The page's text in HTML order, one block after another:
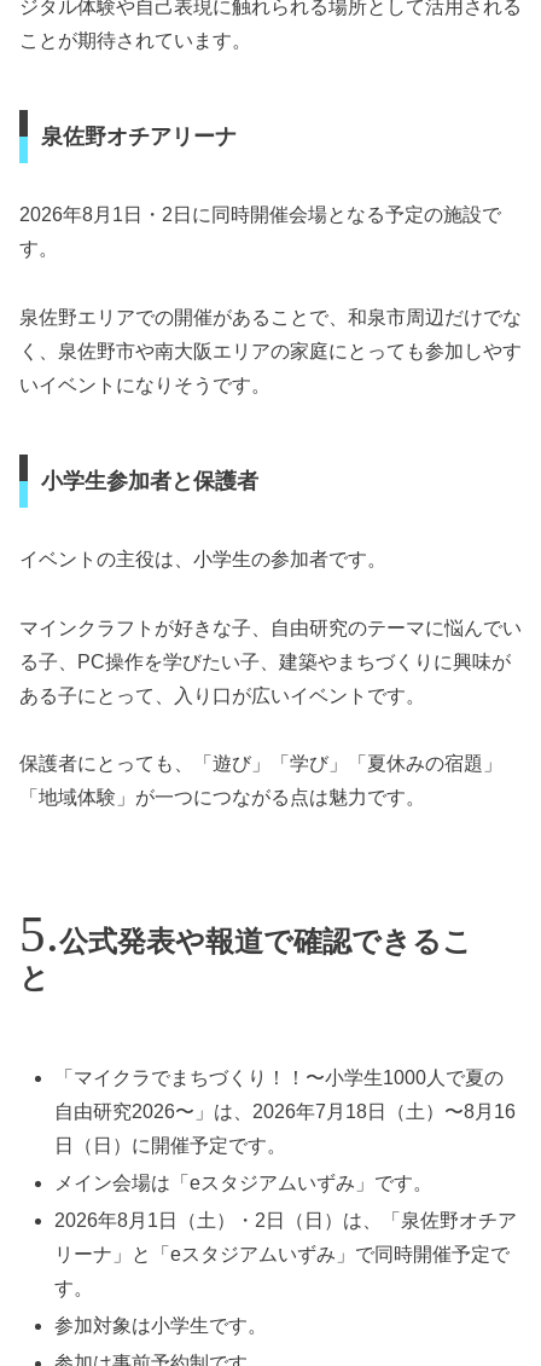
ジタル体験や自己表現に触れられる場所として活用される
ことが期待されています。
泉佐野オチアリーナ
2026年8月1日・2日に同時開催会場となる予定の施設で
す。
泉佐野エリアでの開催があることで、和泉市周辺だけでな
く、泉佐野市や南大阪エリアの家庭にとっても参加しやす
いイベントになりそうです。
小学生参加者と保護者
イベントの主役は、小学生の参加者です。
マインクラフトが好きな子、自由研究のテーマに悩んでい
る子、PC操作を学びたい子、建築やまちづくりに興味が
ある子にとって、入り口が広いイベントです。
保護者にとっても、「遊び」「学び」「夏休みの宿題」
「地域体験」が一つにつながる点は魅力です。
公式発表や報道で確認できるこ
と
「マイクラでまちづくり！！〜小学生1000人で夏の
自由研究2026〜」は、2026年7月18日（土）〜8月16
日（日）に開催予定です。
メイン会場は「eスタジアムいずみ」です。
2026年8月1日（土）・2日（日）は、「泉佐野オチア
リーナ」と「eスタジアムいずみ」で同時開催予定で
す。
参加対象は小学生です。